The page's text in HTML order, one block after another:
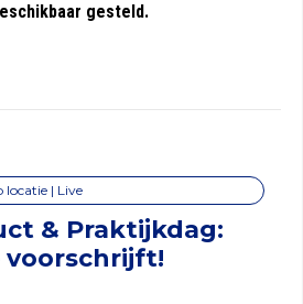
gesteld.
| Live
& Praktijkdag: